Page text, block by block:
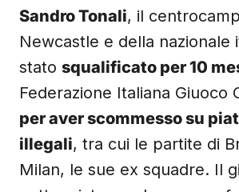
Sandro Tonali, il
Newcastle e della nazionale
stato squalificato per 10
Federazione Italiana Giuoco
per aver scommesso su
illegali, tra cui le partite di
Milan, le sue ex squadre. Il